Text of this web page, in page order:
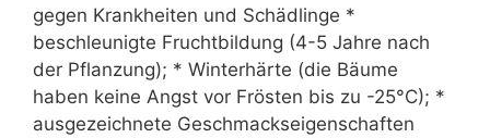
gegen Krankheiten und Schädlinge *
beschleunigte Fruchtbildung (4-5 Jahre nach
der Pflanzung); * Winterhärte (die Bäume
haben keine Angst vor Frösten bis zu -25°C); *
ausgezeichnete Geschmackseigenschaften